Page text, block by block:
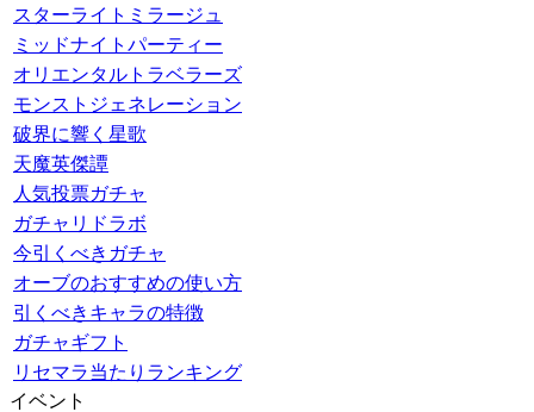
スターライトミラージュ
ミッドナイトパーティー
オリエンタルトラベラーズ
モンストジェネレーション
破界に響く星歌
天魔英傑譚
人気投票ガチャ
ガチャリドラボ
今引くべきガチャ
オーブのおすすめの使い方
引くべきキャラの特徴
ガチャギフト
リセマラ当たりランキング
イベント